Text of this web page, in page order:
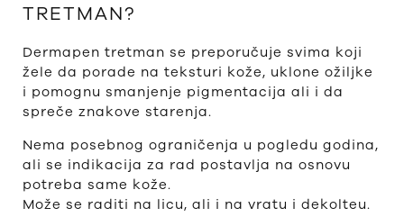
TRETMAN?
Dermapen tretman se preporučuje svima koji
žele da porade na teksturi kože, uklone ožiljke
i pomognu smanjenje pigmentacija ali i da
spreče znakove starenja.
Nema posebnog ograničenja u pogledu godina,
ali se indikacija za rad postavlja na osnovu
potreba same kože.
Može se raditi na licu, ali i na vratu i dekolteu.